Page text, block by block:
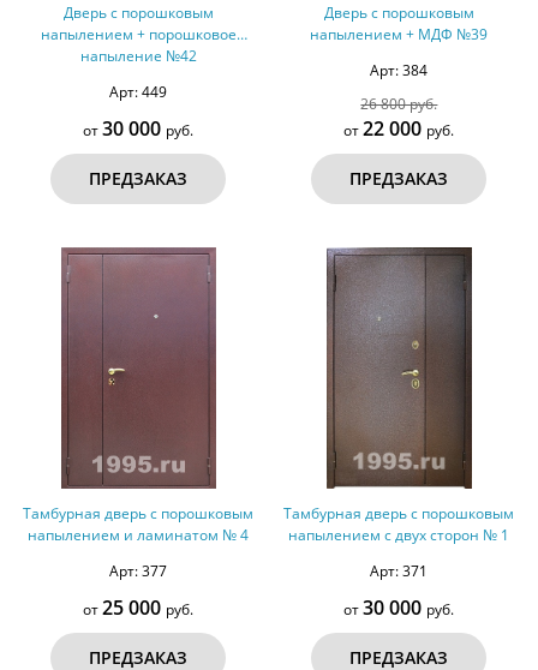
Дверь с порошковым
напылением + порошковое
напыление №42
Арт: 449
от30 000 руб.
ПРЕДЗАКАЗ
Дверь с порошковым
напылением + МДФ №39
Арт: 384
26 800 руб.
от22 000 руб.
ПРЕДЗАКАЗ
Тамбурная дверь с порошковым
напылением и ламинатом № 4
Арт: 377
от25 000 руб.
ПРЕДЗАКАЗ
Тамбурная дверь с порошковым
напылением с двух сторон № 1
Арт: 371
от30 000 руб.
ПРЕДЗАКАЗ